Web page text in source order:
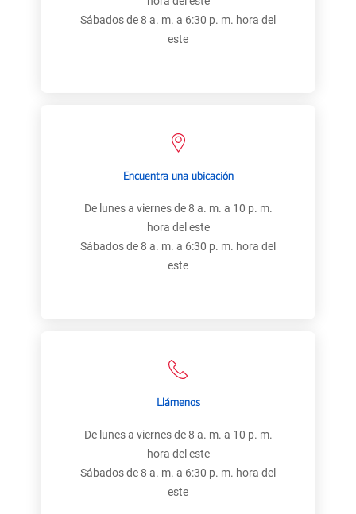
Sábados de 8 a. m. a 6:30 p. m. hora del
este
Encuentra una ubicación
De lunes a viernes de 8 a. m. a 10 p. m.
hora del este
Sábados de 8 a. m. a 6:30 p. m. hora del
este
Llámenos
De lunes a viernes de 8 a. m. a 10 p. m.
hora del este
Sábados de 8 a. m. a 6:30 p. m. hora del
este